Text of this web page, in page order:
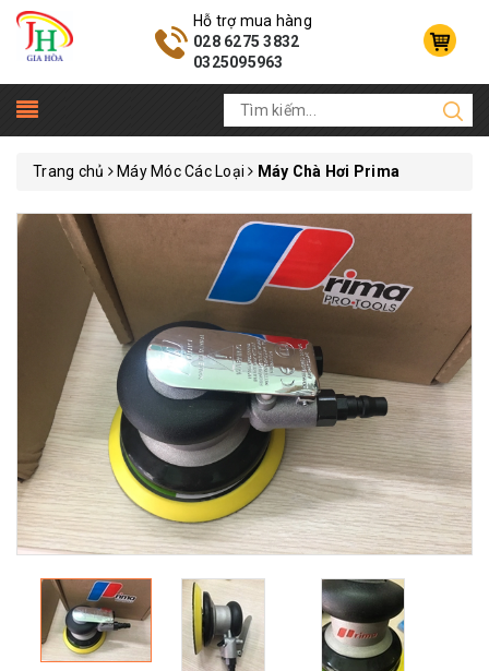
Hỗ trợ mua hàng
028 6275 3832
0325095963
Trang chủ Máy Móc Các Loại Máy Chà Hơi Prima